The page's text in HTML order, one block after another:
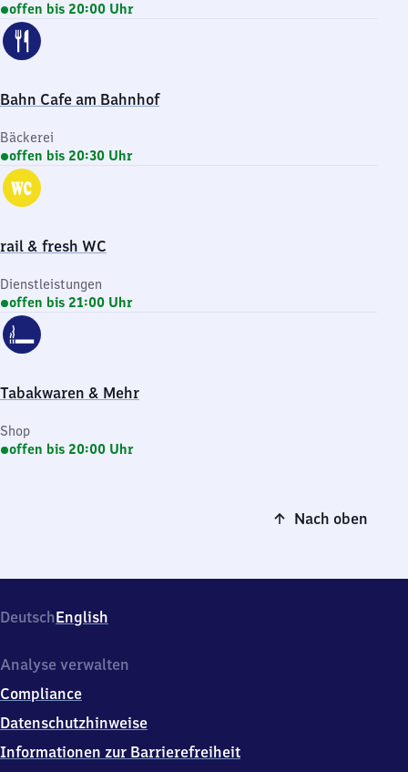
offen bis 20:00 Uhr
Bahn Cafe am Bahnhof
Bäckerei
offen bis 20:30 Uhr
rail & fresh WC
Dienstleistungen
offen bis 21:00 Uhr
Tabakwaren & Mehr
Shop
offen bis 20:00 Uhr
Nach oben
DeutschEnglish
Analyse verwalten
Compliance
Datenschutzhinweise
Informationen zur Barrierefreiheit